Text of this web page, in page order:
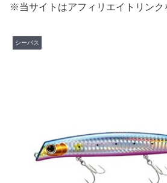
※当サイトはアフィリエイトリンク
シーバス